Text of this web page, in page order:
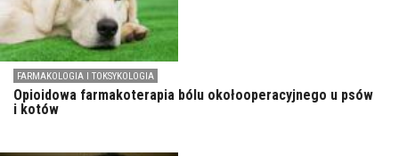
FARMAKOLOGIA I TOKSYKOLOGIA
Opioidowa farmakoterapia bólu okołooperacyjnego u psów
i kotów